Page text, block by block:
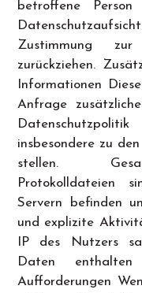
betroffene
Zustimmung
zurückziehen.
Informationen
Anfrage
insbesondere zu
stellen.
Protokolldateien
Servern befinden
und explizite
IP des Nutzers
Daten
Aufforderungen